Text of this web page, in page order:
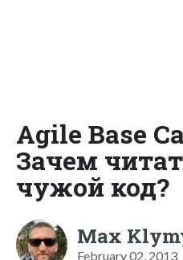
Agile Base
Зачем
чужой код?
Max
February 02, 2013